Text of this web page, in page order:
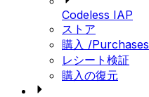
Codeless IAP
ストア
購入 /Purchases
レシート検証
購入の復元